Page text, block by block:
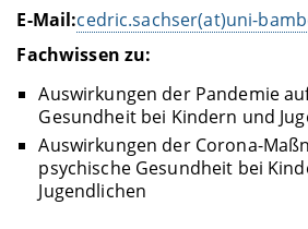
E-Mail:cedric.sachser(at)uni-
Fachwissen zu:
Auswirkungen der Pandemie
Gesundheit bei Kindern und
Auswirkungen der Corona-
psychische Gesundheit bei
Jugendlichen